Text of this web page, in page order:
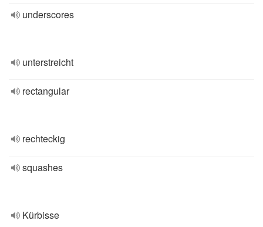
underscores
unterstreicht
rectangular
rechteckig
squashes
Kürbisse